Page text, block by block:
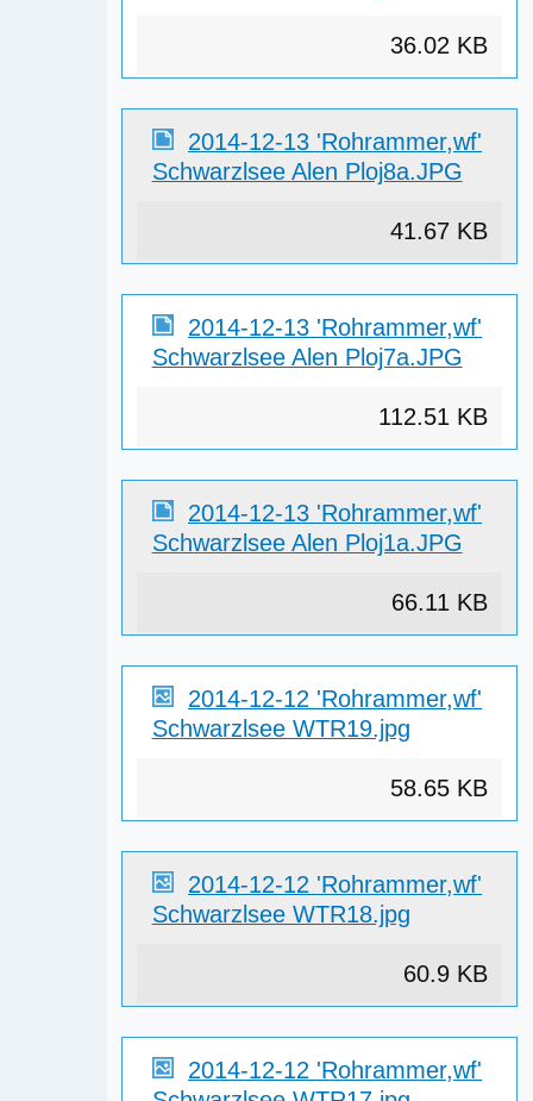
36.02 KB
2014-12-13 'Rohrammer,wf'
Schwarzlsee Alen Ploj8a.JPG
41.67 KB
2014-12-13 'Rohrammer,wf'
Schwarzlsee Alen Ploj7a.JPG
112.51 KB
2014-12-13 'Rohrammer,wf'
Schwarzlsee Alen Ploj1a.JPG
66.11 KB
2014-12-12 'Rohrammer,wf'
Schwarzlsee WTR19.jpg
58.65 KB
2014-12-12 'Rohrammer,wf'
Schwarzlsee WTR18.jpg
60.9 KB
2014-12-12 'Rohrammer,wf'